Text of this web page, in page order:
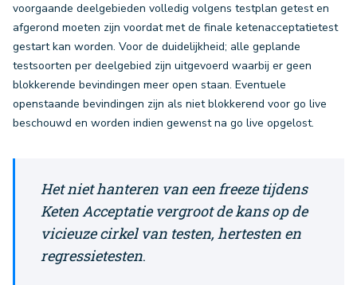
voorgaande deelgebieden volledig volgens testplan getest en
afgerond moeten zijn voordat met de finale ketenacceptatietest
gestart kan worden. Voor de duidelijkheid; alle geplande
testsoorten per deelgebied zijn uitgevoerd waarbij er geen
blokkerende bevindingen meer open staan. Eventuele
openstaande bevindingen zijn als niet blokkerend voor go live
beschouwd en worden indien gewenst na go live opgelost.
Het niet hanteren van een freeze tijdens
Keten Acceptatie vergroot de kans op de
vicieuze cirkel van testen, hertesten en
regressietesten.